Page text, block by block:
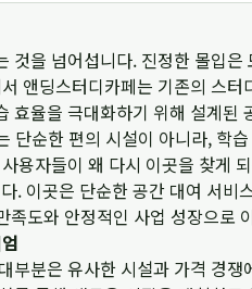
것을 넘어섭니다. 진정한 몰입
앤딩스터디카페는 기존의 스
효율을 극대화하기 위해 설계된
단순한 편의 시설이 아니라, 학
용자들이 왜 다시 이곳을 찾게
. 이곳은 단순한 공간 대여 서비
도와 안정적인 사업 성장으로
분은 유사한 시설과 가격 경